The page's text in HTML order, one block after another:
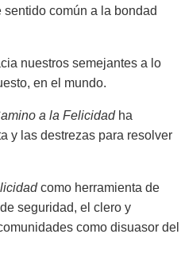
común a la bondad
nuestros semejantes a lo
en el mundo.
a la Felicidadha
y las destrezas para resolver
como herramienta de
seguridad, el clero y
como disuasor del